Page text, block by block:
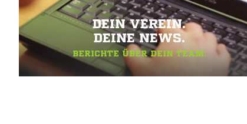
DEIN VEREIN.
DEINE NEWS.
BERICHTE ÜBER DEIN TEAM.